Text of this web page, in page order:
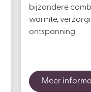
bijzondere
warmte,
ontspanning.
Meer